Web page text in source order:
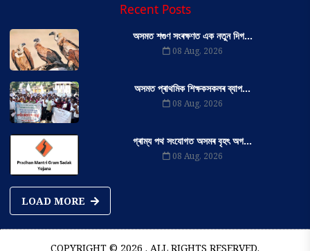
Recent Posts
অসমত শগুণ সংৰক্ষণত এক নতুন দিগ...
08 Aug, 2026
অসমত প্ৰাথমিক শিক্ষকসকলৰ ব্যাপ...
08 Aug, 2026
গ্ৰাম্য পথ সংযোগত অসমৰ বৃহৎ অগ...
08 Aug, 2026
LOAD MORE
COPYRIGHT © 2026 . ALL RIGHTS RESERVED.